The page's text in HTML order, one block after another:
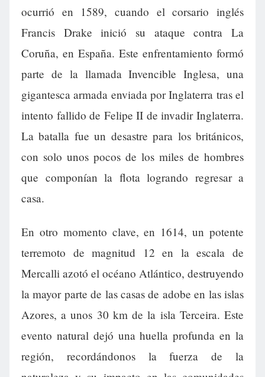
ocurrió en 1589, cuando el corsario inglés
Francis Drake inició su ataque contra La
Coruña, en España. Este enfrentamiento formó
parte de la llamada Invencible Inglesa, una
gigantesca armada enviada por Inglaterra tras el
intento fallido de Felipe II de invadir Inglaterra.
La batalla fue un desastre para los británicos,
con solo unos pocos de los miles de hombres
que componían la flota logrando regresar a
casa.
En otro momento clave, en 1614, un potente
terremoto de magnitud 12 en la escala de
Mercalli azotó el océano Atlántico, destruyendo
la mayor parte de las casas de adobe en las islas
Azores, a unos 30 km de la isla Terceira. Este
evento natural dejó una huella profunda en la
región, recordándonos la fuerza de la